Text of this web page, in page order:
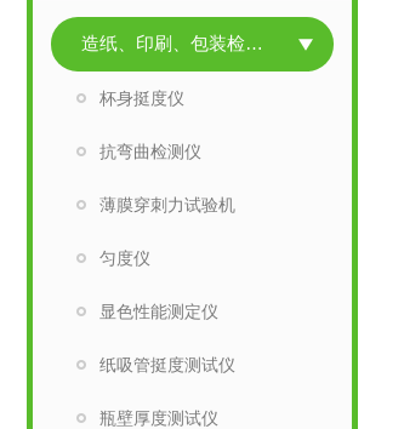
造纸、印刷、包装检测仪器
杯身挺度仪
抗弯曲检测仪
薄膜穿刺力试验机
匀度仪
显色性能测定仪
纸吸管挺度测试仪
瓶壁厚度测试仪